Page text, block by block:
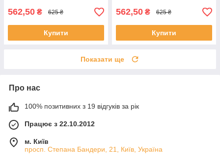
562,50 ₴ 625 ₴
Купити
562,50 ₴ 625 ₴
Купити
Показати ще
Про нас
100% позитивних з 19 відгуків за рік
Працює з 22.10.2012
м. Київ
просп. Степана Бандери, 21, Київ, Україна